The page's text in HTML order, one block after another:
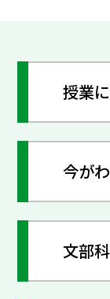
授業
今が
文部